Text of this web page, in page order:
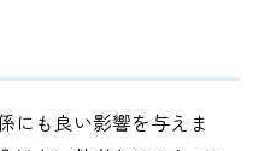
にも良い影響を与えま